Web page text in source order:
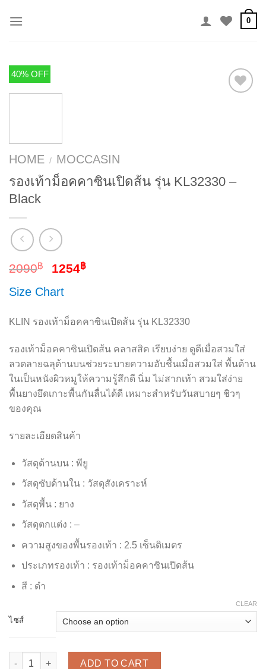
0
40% OFF
HOME / MOCCASIN
รองเท้าม็อคคาซินเปิดส้น รุ่น KL32330 –
Black
2090฿ 1254฿
Size Chart
KLIN รองเท้าม็อคคาซินเปิดส้น รุ่น KL32330
รองเท้าม็อคคาซินเปิดส้น คลาสสิค เรียบง่าย ดูดีเมื่อสวมใส่
ลวดลายฉลุด้านบนช่วยระบายความอับชื้นเมื่อสวมใส่ พื้นด้าน
ในเป็นหนังผิวหมูให้ความรู้สึกดี นิ่ม ไม่สากเท้า สวมใส่ง่าย
พื้นยางยึดเกาะพื้นกันลื่นได้ดี เหมาะสำหรับวันสบายๆ ชิวๆ
ของคุณ
รายละเอียดสินค้า
วัสดุด้านบน : พียู
วัสดุซับด้านใน : วัสดุสังเคราะห์
วัสดุพื้น : ยาง
วัสดุตกแต่ง : –
ความสูงของพื้นรองเท้า : 2.5 เซ็นติเมตร
ประเภทรองเท้า : รองเท้าม็อคคาซินเปิดส้น
สี : ดำ
ไซส์
CLEAR
รองเท้าม็อคคาซินเปิดส้น รุ่น KL32330 - Black quantity
ADD TO CART